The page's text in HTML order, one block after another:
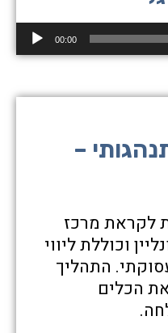
00:00
–
לקראת מרכז
וכוללת ליווי
התהליך
הכלים